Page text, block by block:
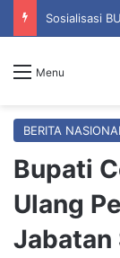
Menu
BERITA
Bupati
Ulang
Jabatan